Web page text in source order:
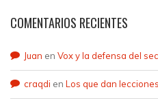
COMENTARIOS RECIENTES
Juan en Vox y la defensa del
craqdi en Los que dan